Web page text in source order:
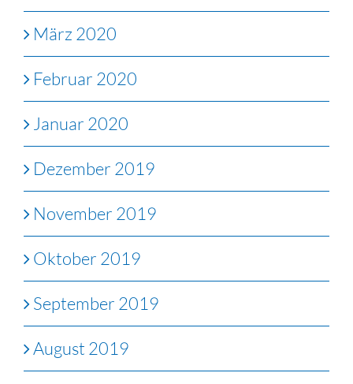
März 2020
Februar 2020
Januar 2020
Dezember 2019
November 2019
Oktober 2019
September 2019
August 2019